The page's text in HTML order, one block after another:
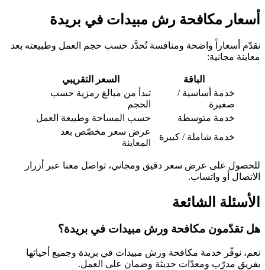
أسعار مكافحة رش مبيدات في بريدة
نقدّم أسعاراً واضحة ومنافسة تُحدَّد حسب حجم العمل وطبيعته بعد
معاينة مجانية:
الباقة
السعر التقريبي
خدمة أساسية /
صغيرة
تبدأ من مبالغ رمزية حسب
الحجم
خدمة متوسطة
حسب المساحة وطبيعة العمل
خدمة شاملة / كبيرة
عرض سعر مخصّص بعد
المعاينة
للحصول على عرض سعر دقيق ومجاني، تواصل معنا عبر أزرار
الاتصال أو واتساب.
الأسئلة الشائعة
هل تقدّمون مكافحة ورش مبيدات في بريدة؟
نعم، نوفّر خدمة مكافحة ورش مبيدات في بريدة وجميع أحيائها
بفريق مدرّب ومعدّات حديثة وضمان على العمل.